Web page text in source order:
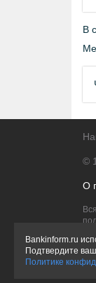
В
©
О
Bankinform.ru
Подтвердите
Политике